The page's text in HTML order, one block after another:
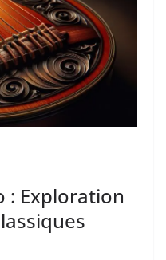
: Exploration